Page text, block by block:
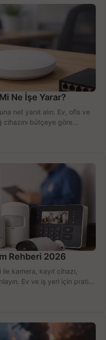
Ne İşe Yarar?
net yanıt alın. Ev, ofis ve
bütçeye göre
Rehberi 2026
kamera, kayıt cihazı,
Ev ve iş yeri için pratik